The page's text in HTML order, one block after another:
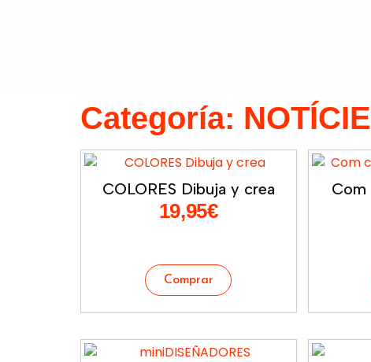
Categoría:
COLORES Dibuja y crea
19,95€
Com